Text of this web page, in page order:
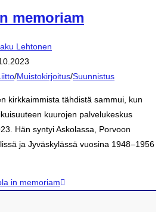
memoriam
Lehtonen
/Muistokirjoitus/Suunnistus
kirkkaimmista tähdistä sammui, kun
kuurojen palvelukeskus
Hän syntyi Askolassa, Porvoon
ja Jyväskylässä vuosina 1948–1956
in memoriam